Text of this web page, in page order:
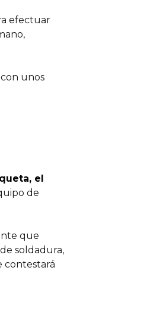
efectuar
unos
el
de
que
soldadura,
contestará